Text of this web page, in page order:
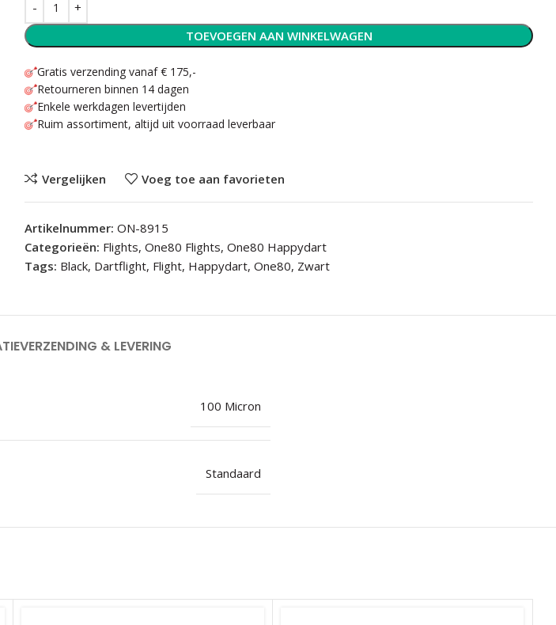
TOEVOEGEN AAN WINKELWAGEN
Gratis verzending vanaf € 175,-
Retourneren binnen 14 dagen
Enkele werkdagen levertijden
Ruim assortiment, altijd uit voorraad leverbaar
Vergelijken Voeg toe aan favorieten
Artikelnummer:ON-8915
Categorieën: Flights, One80 Flights, One80 Happydart
Tags: Black, Dartflight, Flight, Happydart, One80, Zwart
VERZENDING & LEVERING
100 Micron
Standaard